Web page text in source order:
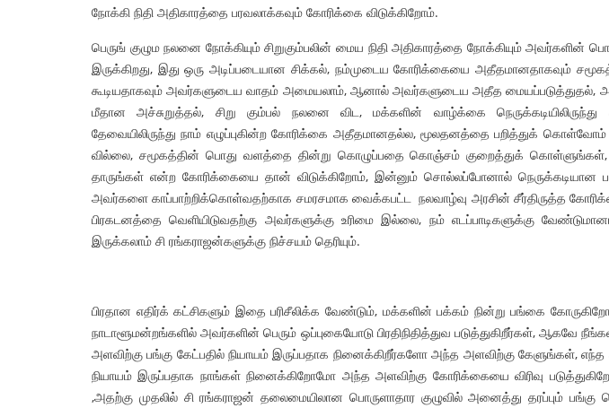
நோக்கி நிதி அதிகாரத்தை பரவலாக்கவும் கோரிக்கை விடுக்கிறோம்.
பெருங் குழும நலனை நோக்கியும் சிறுகும்பலின் மைய நிதி அதிகாரத்தை நோக்கியும் அவர்களின்
இருக்கிறது, இது ஒரு அடிப்படையான சிக்கல், நம்முடைய கோரிக்கையை அதீதமானதாகவும்
கூடியதாகவும் அவர்களுடைய வாதம் அமையலாம், ஆனால் அவர்களுடைய அதீத மையப்படுத்துதல்,
மீதான அச்சுறுத்தல், சிறு கும்பல் நலனை விட, மக்களின் வாழ்க்கை நெருக்கடியிலிருந்து
தேவையிலிருந்து நாம் எழுப்புகின்ற கோரிக்கை அதீதமானதல்ல, மூலதனத்தை பறித்துக்
வில்லை, சமூகத்தின் பொது வளத்தை தின்று கொழுப்பதை கொஞ்சம் குறைத்துக் கொள்ளுங்கள்,
தாருங்கள் என்ற கோரிக்கையை தான் விடுக்கிறோம், இன்னும் சொல்லப்போனால் நெருக்கடியான
அவர்களை காப்பாற்றிக்கொள்வதற்காக சமரசமாக வைக்கபட்ட நலவாழ்வு அரசின் சீர்திருத்த
பிரகடனத்தை வெளியிடுவதற்கு அவர்களுக்கு உரிமை இல்லை, நம் எடப்பாடிகளுக்கு
இருக்கலாம் சி ரங்கராஜன்களுக்கு நிச்சயம் தெரியும்.
பிரதான எதிர்க் கட்சிகளும் இதை பரிசீலிக்க வேண்டும், மக்களின் பக்கம் நின்று பங்கை
நாடாளூமன்றங்களில் அவர்களின் பெரும் ஒப்புகையோடு பிரதிநிதித்துவ படுத்துகிறீர்கள், ஆகவே
அளவிற்கு பங்கு கேட்பதில் நியாயம் இருப்பதாக நினைக்கிறீர்களோ அந்த அளவிற்கு கேளுங்கள், எந்த
நியாயம் இருப்பதாக நாங்கள் நினைக்கிறோமோ அந்த அளவிற்கு கோரிக்கையை விரிவு
,அதற்கு முதலில் சி ரங்கராஜன் தலைமையிலான பொருளாதார குழுவில் அனைத்து தரப்பும் பங்கு